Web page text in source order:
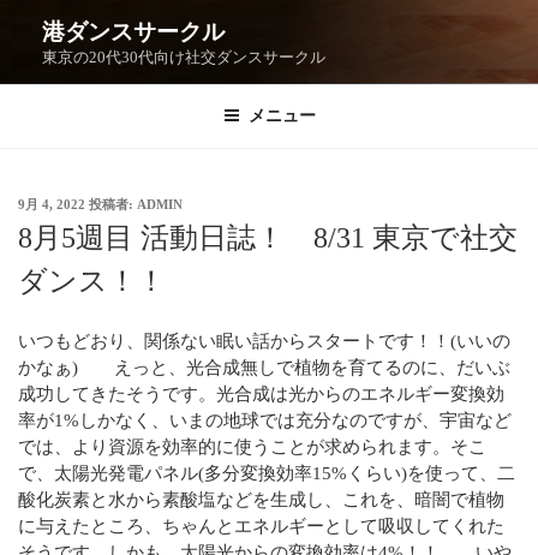
港ダンスサークル
東京の20代30代向け社交ダンスサークル
メニュー
9月 4, 2022 投稿者: ADMIN
8月5週目 活動日誌！ 8/31 東京で社交
ダンス！！
いつもどおり、関係ない眠い話からスタートです！！(いいの
かなぁ) えっと、光合成無しで植物を育てるのに、だいぶ
成功してきたそうです。光合成は光からのエネルギー変換効
率が1%しかなく、いまの地球では充分なのですが、宇宙など
では、より資源を効率的に使うことが求められます。そこ
で、太陽光発電パネル(多分変換効率15%くらい)を使って、二
酸化炭素と水から素酸塩などを生成し、これを、暗闇で植物
に与えたところ、ちゃんとエネルギーとして吸収してくれた